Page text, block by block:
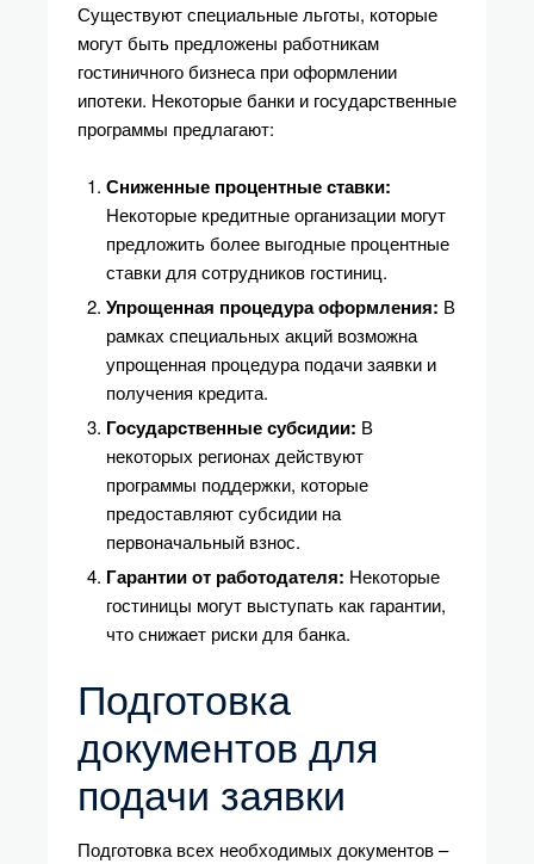
Существуют специальные льготы, которые
могут быть предложены работникам
гостиничного бизнеса при оформлении
ипотеки. Некоторые банки и государственные
программы предлагают:
Сниженные процентные ставки:
Некоторые кредитные организации могут
предложить более выгодные процентные
ставки для сотрудников гостиниц.
Упрощенная процедура оформления: В
рамках специальных акций возможна
упрощенная процедура подачи заявки и
получения кредита.
Государственные субсидии: В
некоторых регионах действуют
программы поддержки, которые
предоставляют субсидии на
первоначальный взнос.
Гарантии от работодателя: Некоторые
гостиницы могут выступать как гарантии,
что снижает риски для банка.
Подготовка
документов для
подачи заявки
Подготовка всех необходимых документов –